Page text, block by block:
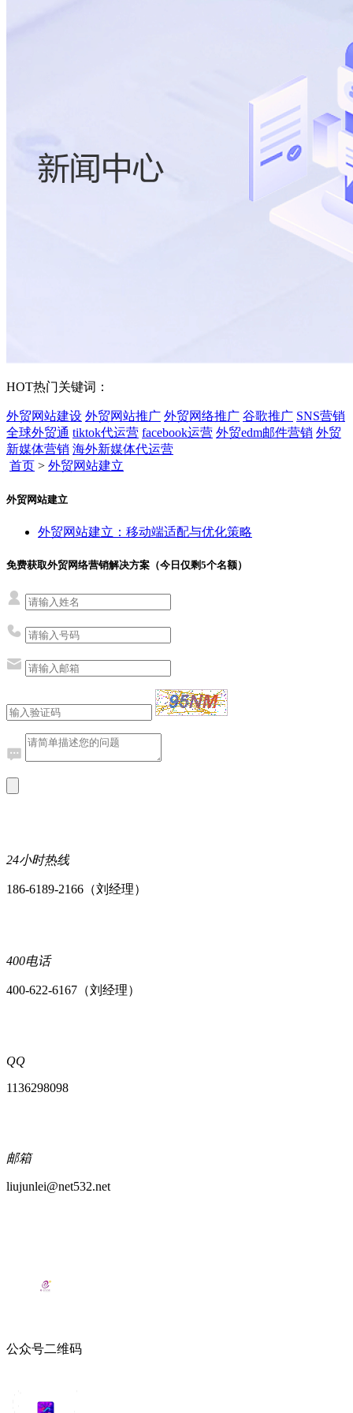
HOT热门关键词：
外贸网站建设 外贸网站推广 外贸网络推广 谷歌推广 SNS营销
全球外贸通 tiktok代运营 facebook运营 外贸edm邮件营销 外贸
新媒体营销 海外新媒体代运营
首页 > 外贸网站建立
外贸网站建立
外贸网站建立：移动端适配与优化策略
免费获取外贸网络营销解决方案（今日仅剩5个名额）
24小时热线
186-6189-2166（刘经理）
400电话
400-622-6167（刘经理）
QQ
1136298098
邮箱
liujunlei@net532.net
公众号二维码